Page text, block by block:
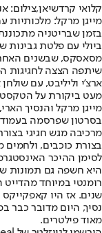
קלואי קרדשיאן,צילום:
מייגן מרקל: מלכותיות
ביולי עם פלטת
מסאסקס, שבשנים
שיתפה הצצה לחגיגות
ארצ'י וליליבט, עם
מעט ביקורת על
מייגן מרקל והנסיך
מרכיבה מגש חגיגי
בצורת כוכבים,
לסימן ההיכר
היא חשפה גם תמונות של
שנים. אז היו
נסיך, היום מדובר
מאוד פילטרים.